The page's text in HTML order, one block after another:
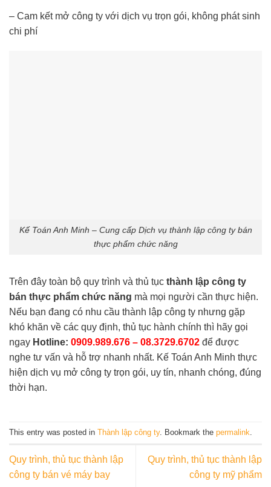
– Cam kết mở công ty với dịch vụ trọn gói, không phát sinh
chi phí
Kế Toán Anh Minh – Cung cấp Dịch vụ thành lập công ty bán
thực phẩm chức năng
Trên đây toàn bộ quy trình và thủ tục thành lập công ty
bán thực phẩm chức năng mà mọi người cần thực hiện.
Nếu bạn đang có nhu cầu thành lập công ty nhưng gặp
khó khăn về các quy định, thủ tục hành chính thì hãy gọi
ngay Hotline: 0909.989.676 – 08.3729.6702 để được
nghe tư vấn và hỗ trợ nhanh nhất. Kế Toán Anh Minh thực
hiện dịch vụ mở công ty trọn gói, uy tín, nhanh chóng, đúng
thời hạn.
This entry was posted in Thành lập công ty. Bookmark the permalink
Quy trình, thủ tục thành lập
công ty bán vé máy bay
Quy trình, thủ tục thành lập
công ty mỹ phẩm